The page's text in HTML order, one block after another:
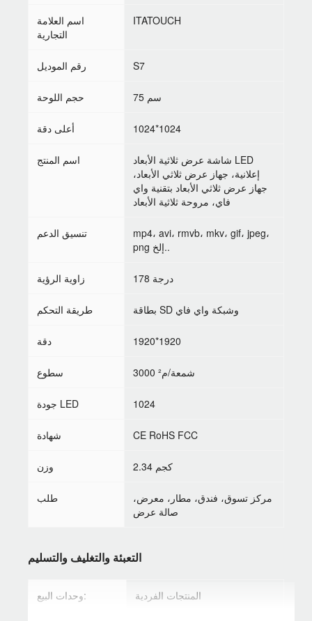
اسم العلامة
التجارية
ITATOUCH
رقم الموديل S7
حجم اللوحة 75 سم
أعلى دقة 1024*1024
اسم المنتج
شاشة عرض ثلاثية الأبعاد LED
إعلانية، جهاز عرض ثلاثي الأبعاد،
جهاز عرض ثلاثي الأبعاد بتقنية واي
فاي، مروحة ثلاثية الأبعاد
تنسيق الدعم
mp4، avi، rmvb، mkv، gif، jpeg،
png إلخ..
زاوية الرؤية 178 درجة
طريقة التحكم بطاقة SD وشبكة واي فاي
دقة 1920*1920
سطوع 3000 شمعة/م²
جودة LED 1024
شهادة CE RoHS FCC
وزن 2.34 كجم
طلب
مركز تسوق، فندق، مطار، معرض،
صالة عرض
التعبئة والتغليف والتسليم
وحدات البيع: المنتجات الفردية